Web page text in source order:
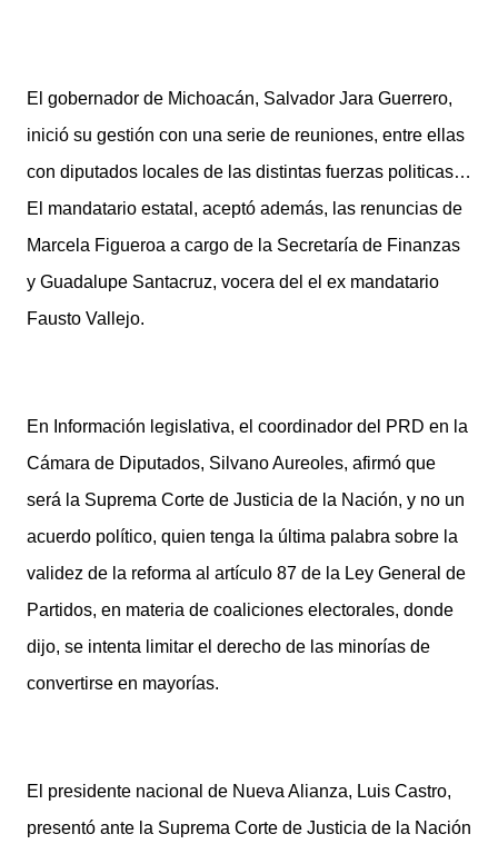
El gobernador de Michoacán, Salvador Jara Guerrero,
inició su gestión con una serie de reuniones, entre ellas
con diputados locales de las distintas fuerzas politicas…
El mandatario estatal, aceptó además, las renuncias de
Marcela Figueroa a cargo de la Secretaría de Finanzas
y Guadalupe Santacruz, vocera del el ex mandatario
Fausto Vallejo.
En Información legislativa, el coordinador del PRD en la
Cámara de Diputados, Silvano Aureoles, afirmó que
será la Suprema Corte de Justicia de la Nación, y no un
acuerdo político, quien tenga la última palabra sobre la
validez de la reforma al artículo 87 de la Ley General de
Partidos, en materia de coaliciones electorales, donde
dijo, se intenta limitar el derecho de las minorías de
convertirse en mayorías.
El presidente nacional de Nueva Alianza, Luis Castro,
presentó ante la Suprema Corte de Justicia de la Nación